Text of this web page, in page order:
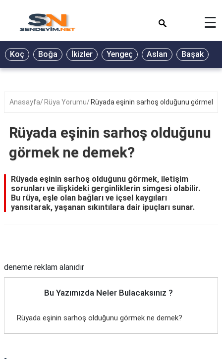
BİYOGRAFİ
GALERİ
ŞİİR
RÜYA
TÜRKÜ
SÖZLERİ
Bize
Ulaşın
☰
Koç Boğa İkizler Yengeç Aslan Başak
Anasayfa Rüya Yorumu Rüyada eşinin sarhoş olduğunu görmek
Rüyada eşinin sarhoş olduğunu
görmek ne demek?
Rüyada eşinin sarhoş olduğunu görmek, iletişim
sorunları ve ilişkideki gerginliklerin simgesi olabilir.
Bu rüya, eşle olan bağları ve içsel kaygıları
yansıtarak, yaşanan sıkıntılara dair ipuçları sunar.
deneme reklam alanıdır
Bu Yazımızda Neler Bulacaksınız ?
Rüyada eşinin sarhoş olduğunu görmek ne demek?